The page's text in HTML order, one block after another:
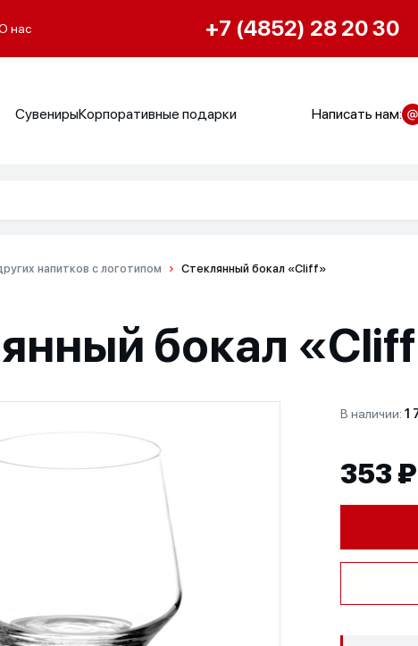
нас +7 (4852) 28 20 30
СувенирыКорпоративные подарки Написать нам:
напитков с логотипом Стеклянный бокал «Cliff»
бокал
В наличии: 1
353 ₽